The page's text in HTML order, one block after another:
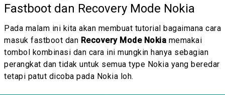
Fastboot dan Recovery Mode Nokia
Pada malam ini kita akan membuat tutorial bagaimana cara
masuk fastboot dan Recovery Mode Nokia memakai
tombol kombinasi dan cara ini mungkin hanya sebagian
perangkat dan tidak untuk semua type Nokia yang beredar
tetapi patut dicoba pada Nokia loh.